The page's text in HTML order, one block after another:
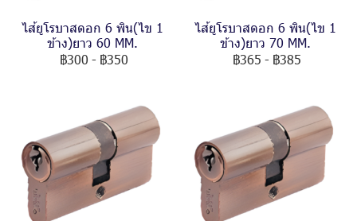
ไส้ยูโรบาสดอก 6 พิน(ไข 1
ข้าง)ยาว 60 MM.
฿300 - ฿350
ไส้ยูโรบาสดอก 6 พิน(ไข 1
ข้าง)ยาว 70 MM.
฿365 - ฿385